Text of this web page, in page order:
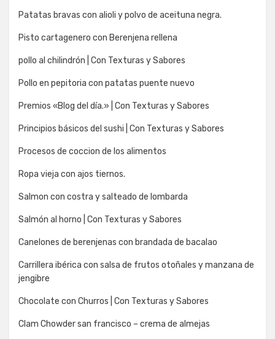
Patatas bravas con alioli y polvo de aceituna negra.
Pisto cartagenero con Berenjena rellena
pollo al chilindrón | Con Texturas y Sabores
Pollo en pepitoria con patatas puente nuevo
Premios «Blog del día.» | Con Texturas y Sabores
Principios básicos del sushi | Con Texturas y Sabores
Procesos de coccion de los alimentos
Ropa vieja con ajos tiernos.
Salmon con costra y salteado de lombarda
Salmón al horno | Con Texturas y Sabores
Canelones de berenjenas con brandada de bacalao
Carrillera ibérica con salsa de frutos otoñales y manzana de
jengibre
Chocolate con Churros | Con Texturas y Sabores
Clam Chowder san francisco – crema de almejas